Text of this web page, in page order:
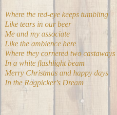
Where the red-eye keeps tumbling
Like tears in our beer
Me and my associate
Like the ambience here
Where they cornered two castaways
In a white flashlight beam
Merry Christmas and happy days
In the Ragpicker's Dream